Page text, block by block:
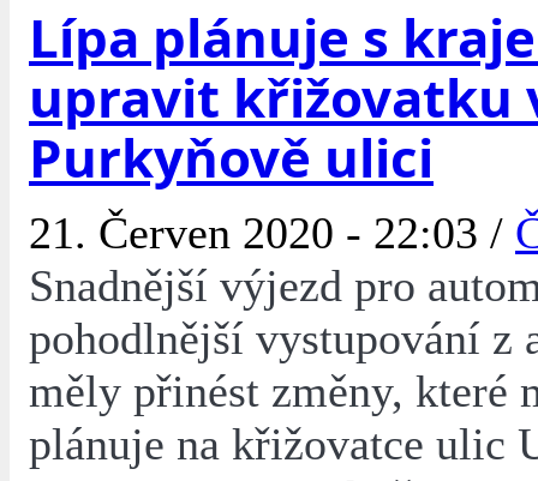
Lípa plánuje s
upravit křižovatku
Purkyňově ulici
21. Červen 2020 - 22:03 /
Snadnější výjezd pro
pohodlnější vystupování z
měly přinést změny, které
plánuje na křižovatce ulic